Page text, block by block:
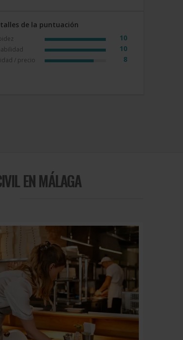
de la puntuación
10
10
/ precio 8
EN MÁLAGA